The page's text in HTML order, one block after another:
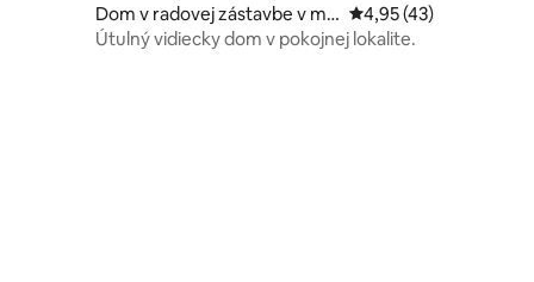
Dom v radovej zástavbe v me
ste Moringen
Priemerné
4,95 (43)
Útulný vidiecky dom v pokojnej lokalite.